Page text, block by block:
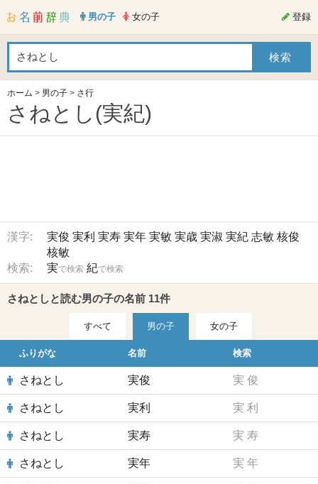
男の子 女の子 登録
ホーム > 男の子 > さ行
さねとし(実紀)
漢字: 実俊 実利 実寿 実年 実敏 実歳 実淑 実紀 志敏 核俊
核敏
検索:
実で検索 紀で検索
さねとしと読む男の子の名前 11件
すべて 男の子 女の子
ふりがな 名前 検索
さねとし 実俊 実 俊
さねとし 実利 実 利
さねとし 実寿 実 寿
さねとし 実年 実 年